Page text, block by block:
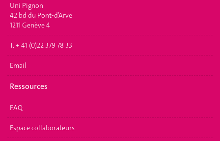
Uni Pignon
42 bd du Pont-d’Arve
1211 Genève 4
T. + 41 (0)22 379 78 33
Email
Ressources
FAQ
Espace collaborateurs